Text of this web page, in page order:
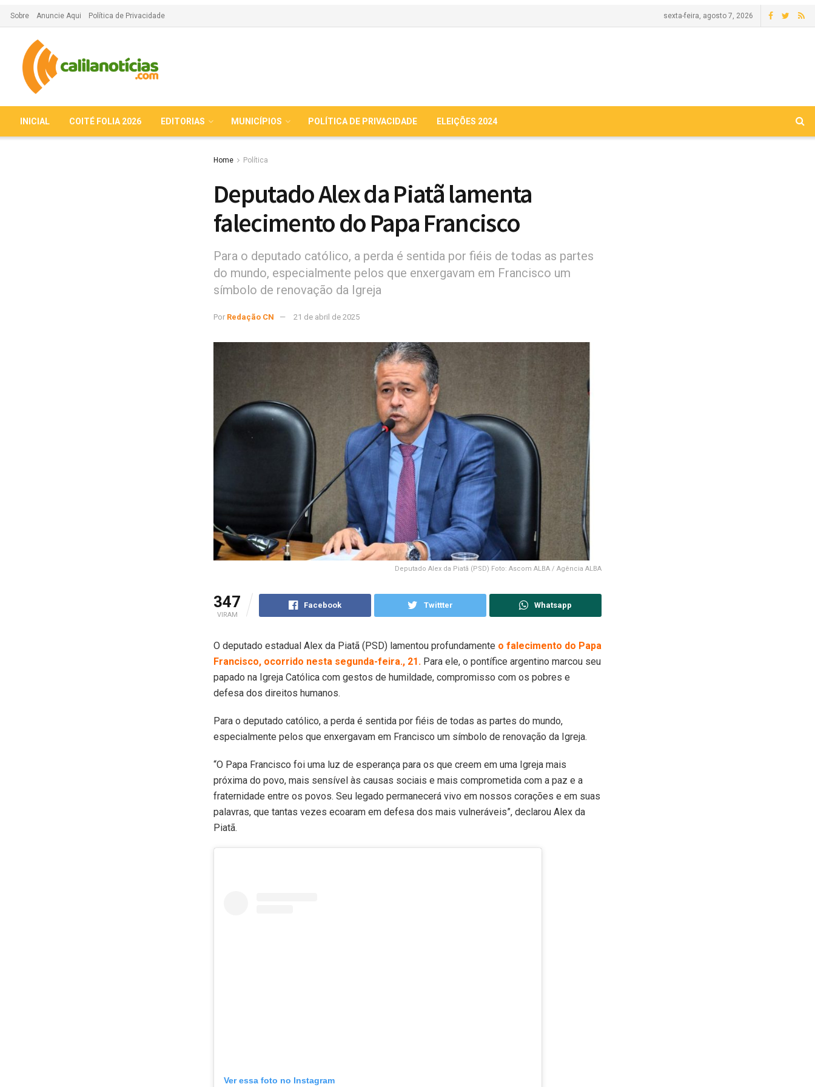
Sobre Anuncie Aqui Política de Privacidade sexta-feira, agosto 7, 2026
INICIAL COITÉ FOLIA 2026 EDITORIAS MUNICÍPIOS POLÍTICA DE PRIVACIDADE ELEIÇÕES 2024
Home Política
Deputado Alex da Piatã lamenta
falecimento do Papa Francisco
Para o deputado católico, a perda é sentida por fiéis de todas as partes
do mundo, especialmente pelos que enxergavam em Francisco um
símbolo de renovação da Igreja
Por Redação CN 21 de abril de 2025
Deputado Alex da Piatã (PSD) Foto: Ascom ALBA / Agência ALBA
347
VIRAM
Facebook Twittter Whatsapp
O deputado estadual Alex da Piatã (PSD) lamentou profundamente o falecimento do Papa
Francisco, ocorrido nesta segunda-feira., 21. Para ele, o pontífice argentino marcou seu
papado na Igreja Católica com gestos de humildade, compromisso com os pobres e
defesa dos direitos humanos.
Para o deputado católico, a perda é sentida por fiéis de todas as partes do mundo,
especialmente pelos que enxergavam em Francisco um símbolo de renovação da Igreja.
“O Papa Francisco foi uma luz de esperança para os que creem em uma Igreja mais
próxima do povo, mais sensível às causas sociais e mais comprometida com a paz e a
fraternidade entre os povos. Seu legado permanecerá vivo em nossos corações e em suas
palavras, que tantas vezes ecoaram em defesa dos mais vulneráveis”, declarou Alex da
Piatã.
Ver essa foto no Instagram